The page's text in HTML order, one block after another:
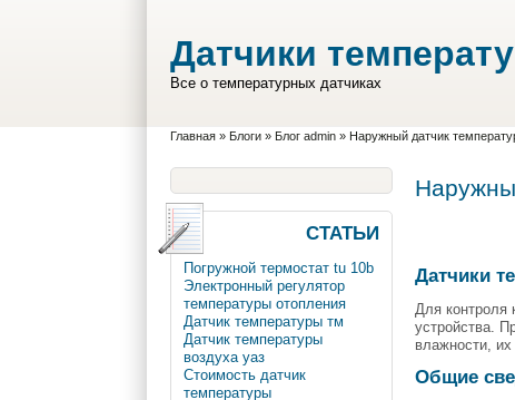
Датчики
Все о температурных датчиках
Вы здесь
Главная» Блоги» Блог admin» Наружный датчик
СТАТЬИ
Погружной термостат tu 10b
Электронный регулятор
температуры отопления
Датчик температуры тм
Датчик температуры
воздуха уаз
Стоимость датчик
температуры
Датчики
Для контроля
устройства.
влажности,
Общие